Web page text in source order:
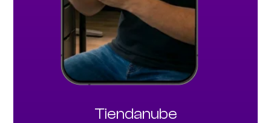
Tiendanube